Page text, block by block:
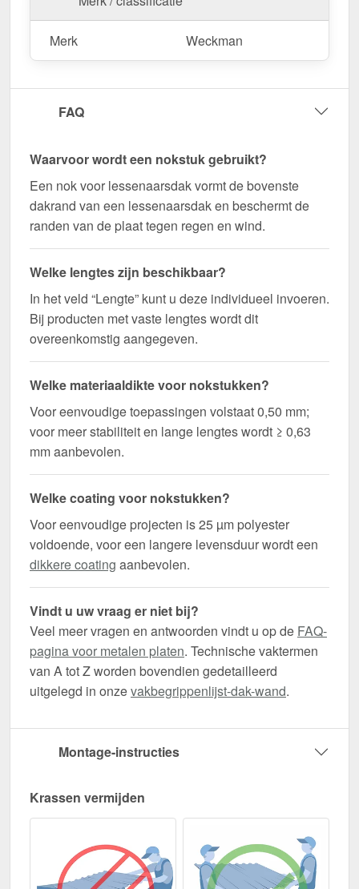
Bestel nu Nok lessenaarsdak | 20 x 25 cm | 85°
bestellen – Op maat gemaakt voor uw project &
nu en profiteer van een snelle levering!
Wegens maatwerk / customisatie van herroepingsrecht uitgezonderd
Merk Weckman
FAQ
Waarvoor wordt een nokstuk gebruikt?
Een nok voor lessenaarsdak vormt de bovenste
dakrand van een lessenaarsdak en beschermt de
randen van de plaat tegen regen en wind.
Welke lengtes zijn beschikbaar?
In het veld “Lengte” kunt u deze individueel invoeren.
Bij producten met vaste lengtes wordt dit
overeenkomstig aangegeven.
Welke materiaaldikte voor nokstukken?
Voor eenvoudige toepassingen volstaat 0,50 mm;
voor meer stabiliteit en lange lengtes wordt ≥ 0,63
mm aanbevolen.
Welke coating voor nokstukken?
Voor eenvoudige projecten is 25 µm polyester
voldoende, voor een langere levensduur wordt een
dikkere coating aanbevolen.
Vindt u uw vraag er niet bij?
Veel meer vragen en antwoorden vindt u op de FAQ-
pagina voor metalen platen. Technische vaktermen
van A tot Z worden bovendien gedetailleerd
uitgelegd in onzevakbegrippenlijst-dak-wand.
Montage-instructies
Krassen vermijden